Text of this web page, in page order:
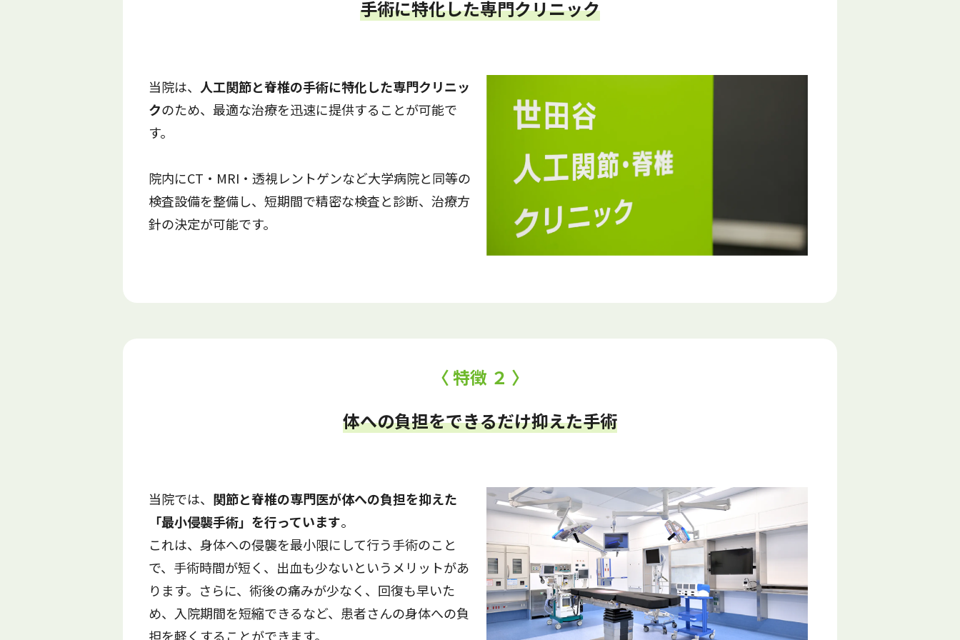
手術に特化した専門クリニック
当院は、 人工関節と脊椎の手術に特化した専門クリニッ
クのため、最適な治療を迅速に提供することが可能で
す。
院内にCT・MRI・透視レントゲンなど大学病院と同等の
検査設備を整備し、短期間で精密な検査と診断、治療方
針の決定が可能です。
〈 特徴 ２ 〉
体への負担をできるだけ抑えた手術
当院では、 関節と脊椎の専門医が体への負担を抑えた
「最小侵襲手術」を行っています。
これは、身体への侵襲を最小限にして行う手術のこと
で、手術時間が短く、出血も少ないというメリットがあ
ります。さらに、術後の痛みが少なく、回復も早いた
め、入院期間を短縮できるなど、患者さんの身体への負
担を軽くすることができます。